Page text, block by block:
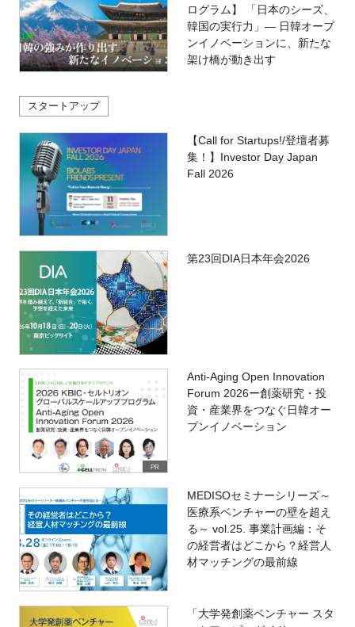
ログラム】 「日本のシーズ、
韓国の実行力」― 日韓オープ
ンイノベーションに、新たな
架け橋が動き出す
スタートアップ
【Call for Startups!/登壇者募
集！】Investor Day Japan
Fall 2026
第23回DIA日本年会2026
PR
Anti-Aging Open Innovation
Forum 2026ー創薬研究・投
資・産業界をつなぐ日韓オー
プンイノベーション
MEDISOセミナーシリーズ～
医療系ベンチャーの壁を超え
る～ vol.25. 事業計画編：そ
の経営者はどこから？経営人
材マッチングの最前線
「大学発創薬ベンチャー スタ